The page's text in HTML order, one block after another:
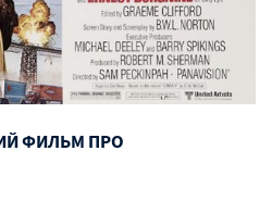
ФИЛЬМ ПРО